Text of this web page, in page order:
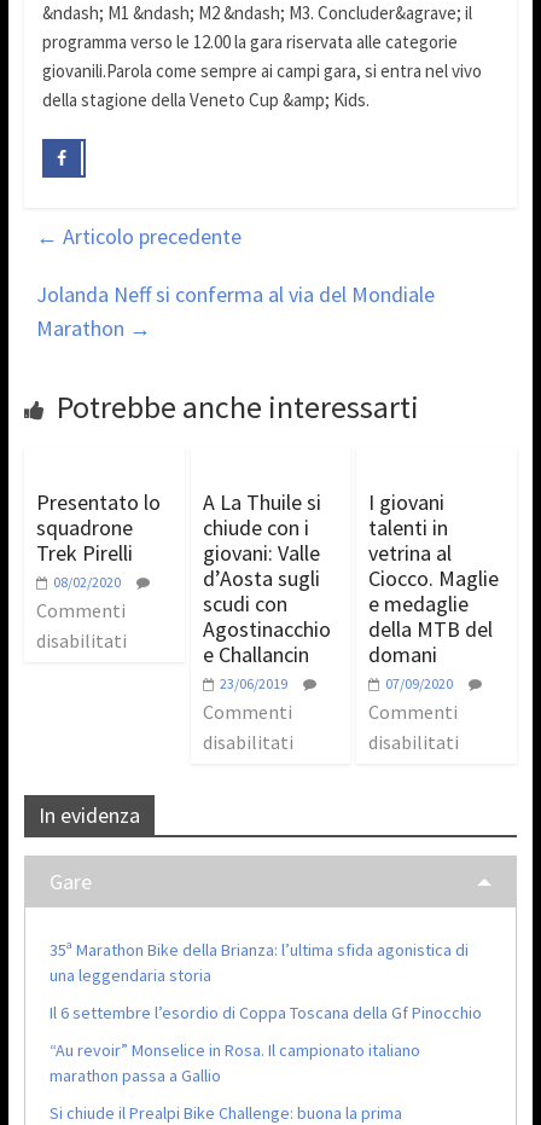
&ndash; M1 &ndash; M2 &ndash; M3. Concluder&agrave; il
programma verso le 12.00 la gara riservata alle categorie
giovanili.Parola come sempre ai campi gara, si entra nel vivo
della stagione della Veneto Cup &amp; Kids.
← Articolo precedente
Jolanda Neff si conferma al via del Mondiale
Marathon →
Potrebbe anche interessarti
Presentato lo
squadrone
Trek Pirelli
08/02/2020
Commenti
disabilitati
A La Thuile si
chiude con i
giovani: Valle
d’Aosta sugli
scudi con
Agostinacchio
e Challancin
23/06/2019
Commenti
disabilitati
I giovani
talenti in
vetrina al
Ciocco. Maglie
e medaglie
della MTB del
domani
07/09/2020
Commenti
disabilitati
In evidenza
Gare
35ª Marathon Bike della Brianza: l’ultima sfida agonistica di
una leggendaria storia
Il 6 settembre l’esordio di Coppa Toscana della Gf Pinocchio
“Au revoir” Monselice in Rosa. Il campionato italiano
marathon passa a Gallio
Si chiude il Prealpi Bike Challenge: buona la prima